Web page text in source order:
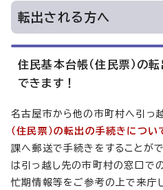
転出される方へ
住民基本台帳（住民票）の
できます！
名古屋市から他の市町村へ引っ
（住民票）の転出の手続きについ
課へ郵送で手続きをすることが
は引っ越し先の市町村の窓口で
忙期情報等をご参考の上で来庁